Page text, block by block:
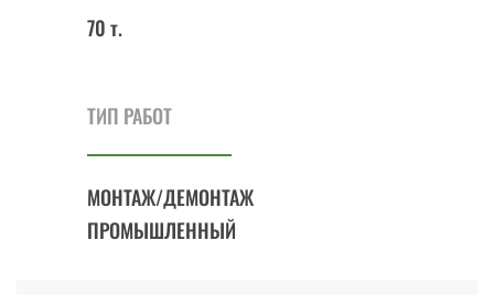
70 т.
ТИП РАБОТ
МОНТАЖ/ДЕМОНТАЖ
ПРОМЫШЛЕННЫЙ